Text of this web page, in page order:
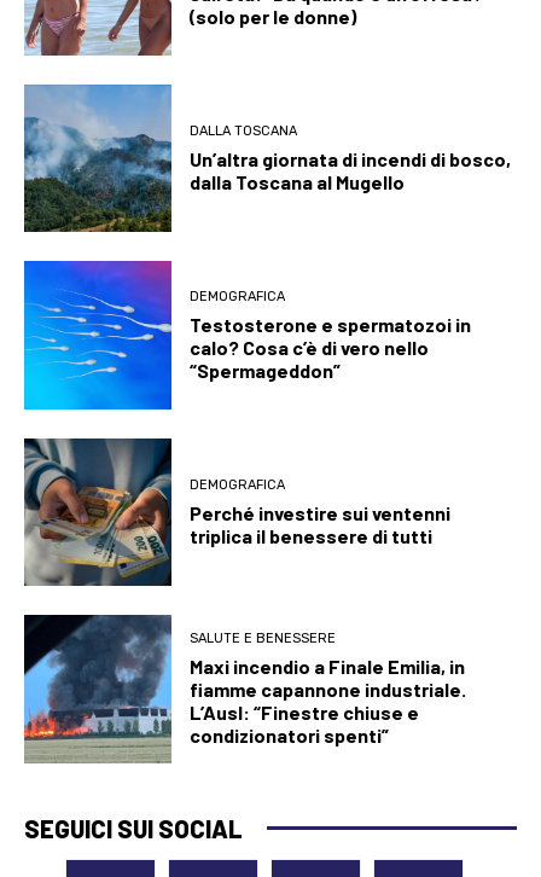
(solo per le donne)
DALLA TOSCANA
Un’altra giornata di incendi di bosco,
dalla Toscana al Mugello
DEMOGRAFICA
Testosterone e spermatozoi in
calo? Cosa c’è di vero nello
“Spermageddon”
DEMOGRAFICA
Perché investire sui ventenni
triplica il benessere di tutti
SALUTE E BENESSERE
Maxi incendio a Finale Emilia, in
fiamme capannone industriale.
L’Ausl: “Finestre chiuse e
condizionatori spenti”
SEGUICI SUI SOCIAL